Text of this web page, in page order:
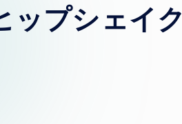
ップシェイク